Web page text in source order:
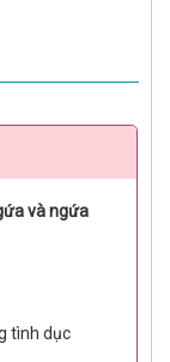
và ngứa
tình dục